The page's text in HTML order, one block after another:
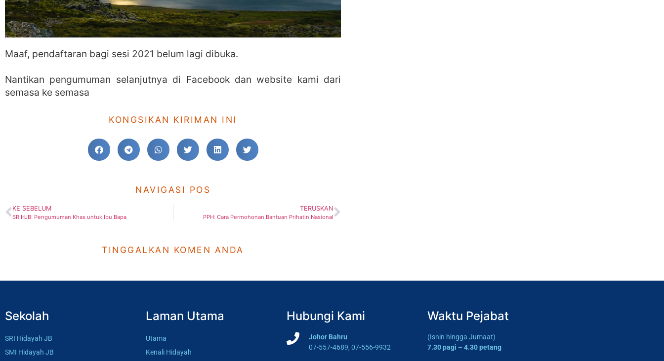
Maaf, pendaftaran bagi sesi 2021 belum lagi dibuka.
Nantikan pengumuman selanjutnya di Facebook dan website kami dari
semasa ke semasa
KONGSIKAN KIRIMAN INI
NAVIGASI POS
KE SEBELUM
SRIHJB: Pengumuman Khas untuk Ibu Bapa
TERUSKAN
PPH: Cara Permohonan Bantuan Prihatin Nasional
TINGGALKAN KOMEN ANDA
Sekolah
SRI Hidayah JB
SMI Hidayah JB
Laman Utama
Utama
Kenali Hidayah
Hubungi Kami
Johor Bahru
07-557-4689, 07-556-9932
Waktu Pejabat
(Isnin hingga Jumaat)
7.30 pagi – 4.30 petang